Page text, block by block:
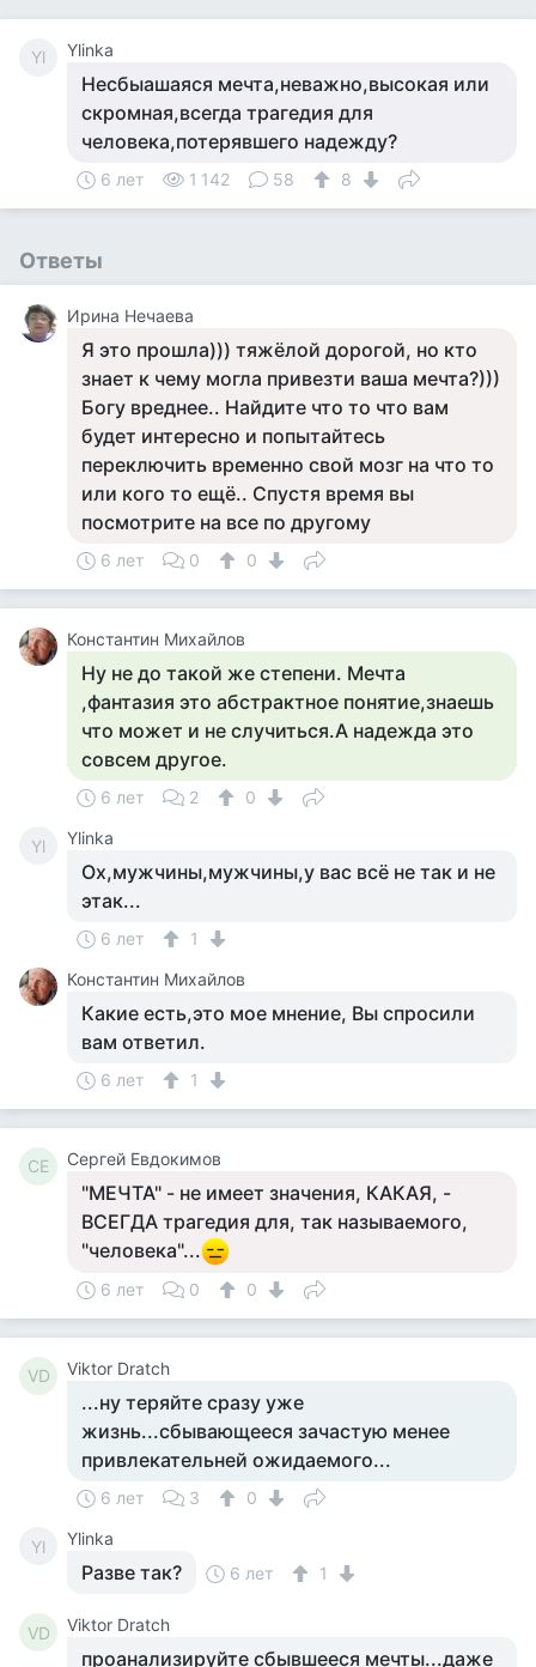
Yl Ylinka
Несбыашаяся мечта,неважно,высокая или
скромная,всегда трагедия для
человека,потерявшего надежду?
6 лет 1 142 58 8
Ответы
Ирина Нечаева
Я это прошла))) тяжёлой дорогой, но кто
знает к чему могла привезти ваша мечта?)))
Богу вреднее.. Найдите что то что вам
будет интересно и попытайтесь
переключить временно свой мозг на что то
или кого то ещё.. Спустя время вы
посмотрите на все по другому
6 лет 0 0
Константин Михайлов
Ну не до такой же степени. Мечта
,фантазия это абстрактное понятие,знаешь
что может и не случиться.А надежда это
совсем другое.
6 лет 2 0
Yl Ylinka
Ох,мужчины,мужчины,у вас всё не так и не
этак...
6 лет
1
Константин Михайлов
Какие есть,это мое мнение, Вы спросили
вам ответил.
6 лет 1
СЕ Сергей Евдокимов
"МЕЧТА" - не имеет значения, КАКАЯ, -
ВСЕГДА трагедия для, так называемого,
"человека"...
6 лет 0 0
VD Viktor Dratch
...ну теряйте сразу уже
жизнь...сбывающееся зачастую менее
привлекательней ожидаемого...
6 лет 3 0
Yl Ylinka
Разве так? 6 лет 1
VD Viktor Dratch
проанализируйте сбывшееся мечты...даже